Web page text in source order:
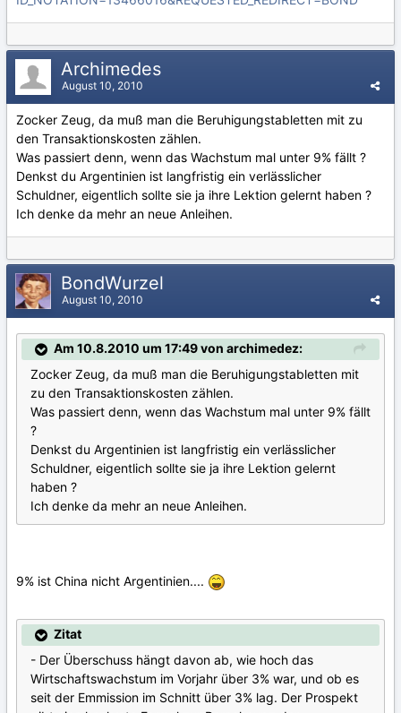
Archimedes
August 10, 2010
Zocker Zeug, da muß man die Beruhigungstabletten mit zu
den Transaktionskosten zählen.
Was passiert denn, wenn das Wachstum mal unter 9% fällt ?
Denkst du Argentinien ist langfristig ein verlässlicher
Schuldner, eigentlich sollte sie ja ihre Lektion gelernt haben ?
Ich denke da mehr an neue Anleihen.
BondWurzel
August 10, 2010
Am 10.8.2010 um 17:49 von archimedez:
Zocker Zeug, da muß man die Beruhigungstabletten mit
zu den Transaktionskosten zählen.
Was passiert denn, wenn das Wachstum mal unter 9% fällt
?
Denkst du Argentinien ist langfristig ein verlässlicher
Schuldner, eigentlich sollte sie ja ihre Lektion gelernt
haben ?
Ich denke da mehr an neue Anleihen.
9% ist China nicht Argentinien....
Zitat
- Der Überschuss hängt davon ab, wie hoch das
Wirtschaftswachstum im Vorjahr über 3% war, und ob es
seit der Emmission im Schnitt über 3% lag. Der Prospekt